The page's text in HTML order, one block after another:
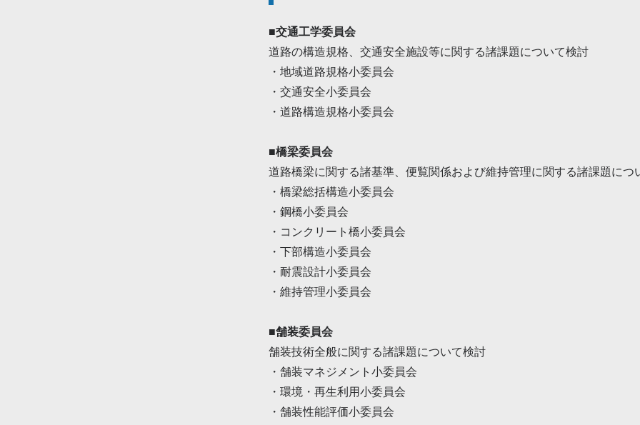
■交通工学委員会
道路の構造規格、交通安全施設等に関する諸課題について検討
・地域道路規格小委員会
・交通安全小委員会
・道路構造規格小委員会
■橋梁委員会
道路橋梁に関する諸基準、便覧関係および維持管理に関する諸課題につ
・橋梁総括構造小委員会
・鋼橋小委員会
・コンクリート橋小委員会
・下部構造小委員会
・耐震設計小委員会
・維持管理小委員会
■舗装委員会
舗装技術全般に関する諸課題について検討
・舗装マネジメント小委員会
・環境・再生利用小委員会
・舗装性能評価小委員会